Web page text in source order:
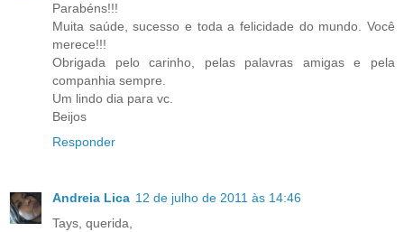
Parabéns!!!
Muita saúde, sucesso e toda a felicidade do mundo. Você
merece!!!
Obrigada pelo carinho, pelas palavras amigas e pela
companhia sempre.
Um lindo dia para vc.
Beijos
Responder
Andreia Lica 12 de julho de 2011 às 14:46
Tays, querida,